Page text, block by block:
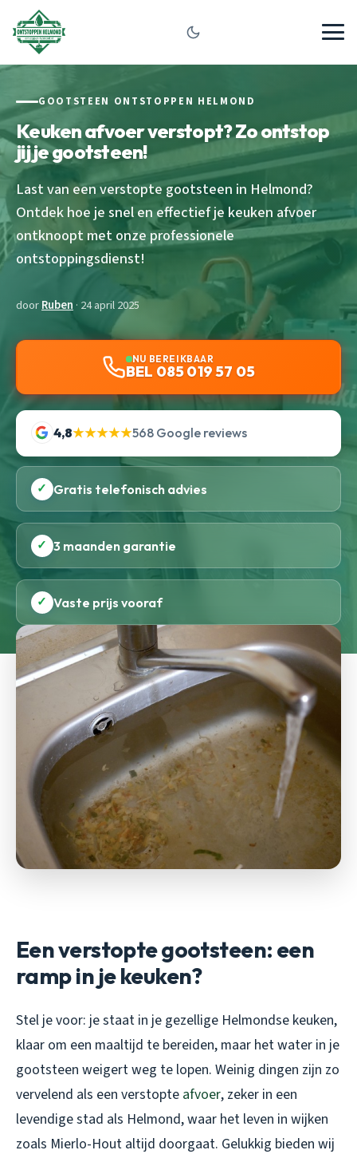
GOOTSTEEN ONTSTOPPEN HELMOND
Keuken afvoer verstopt? Zo ontstop
jij je gootsteen!
Last van een verstopte gootsteen in Helmond?
Ontdek hoe je snel en effectief je keuken afvoer
ontknoopt met onze professionele
ontstoppingsdienst!
doorRuben · 24 april 2025
NU BEREIKBAAR
BEL 085 019 57 05
4,8★★★★★568 Google reviews
✓ Gratis telefonisch advies
✓ 3 maanden garantie
✓ Vaste prijs vooraf
Een verstopte gootsteen: een
ramp in je keuken?
Stel je voor: je staat in je gezellige Helmondse keuken,
klaar om een maaltijd te bereiden, maar het water in je
gootsteen weigert weg te lopen. Weinig dingen zijn zo
vervelend als een verstopte afvoer, zeker in een
levendige stad als Helmond, waar het leven in wijken
zoals Mierlo-Hout altijd doorgaat. Gelukkig bieden wij